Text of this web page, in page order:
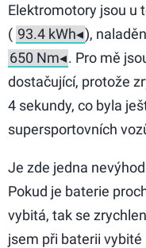
Elektromotory jsou u
(
),
. Pro mě
dostačující, protože
4 sekundy, co byla
supersportovních
Je zde jedna
Pokud je baterie
vybitá, tak se
jsem při baterii vybité